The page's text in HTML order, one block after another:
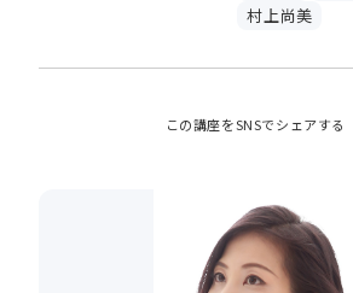
村上尚美
この講座をSNSでシェアする